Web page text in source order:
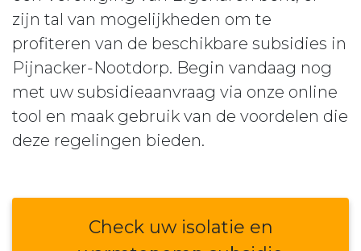
zijn tal van mogelijkheden om te
profiteren van de beschikbare subsidies in
Pijnacker-Nootdorp. Begin vandaag nog
met uw subsidieaanvraag via onze online
tool en maak gebruik van de voordelen die
deze regelingen bieden.
Check uw isolatie en